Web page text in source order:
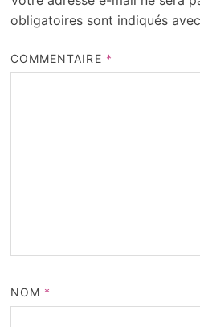
obligatoires sont indiqués avec
COMMENTAIRE *
NOM *